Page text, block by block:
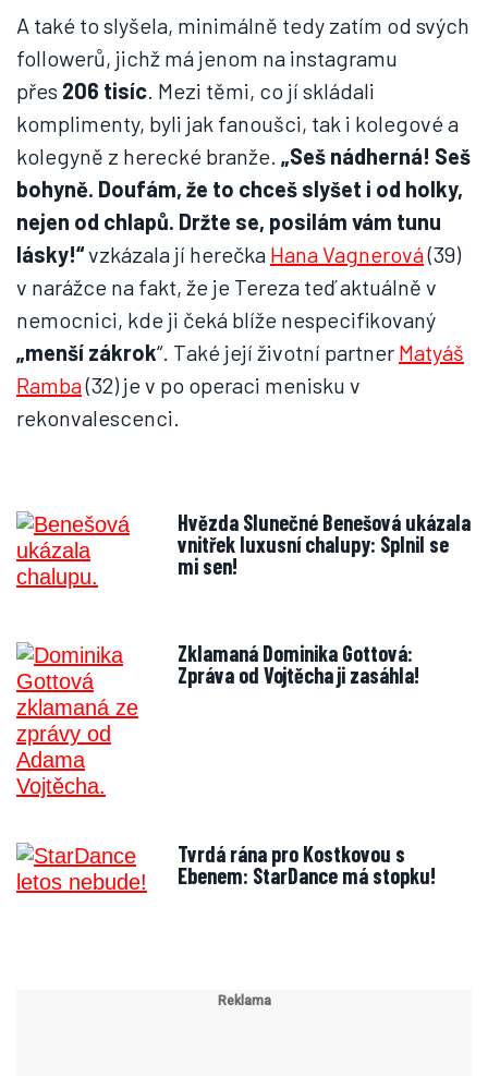
A také to slyšela, minimálně tedy zatím od svých
followerů, jichž má jenom na instagramu
přes 206 tisíc. Mezi těmi, co jí skládali
komplimenty, byli jak fanoušci, tak i kolegové a
kolegyně z herecké branže. „Seš nádherná! Seš
bohyně. Doufám, že to chceš slyšet i od holky,
nejen od chlapů. Držte se, posilám vám tunu
lásky!“vzkázala jí herečka Hana Vagnerová(39)
v narážce na fakt, že je Tereza teď aktuálně v
nemocnici, kde ji čeká blíže nespecifikovaný
„menší zákrok“. Také její životní partner Matyáš
Ramba(32) je v po operaci menisku v
rekonvalescenci.
Hvězda Slunečné Benešová ukázala
vnitřek luxusní chalupy: Splnil se
mi sen!
Zklamaná Dominika Gottová:
Zpráva od Vojtěcha ji zasáhla!
Tvrdá rána pro Kostkovou s
Ebenem: StarDance má stopku!